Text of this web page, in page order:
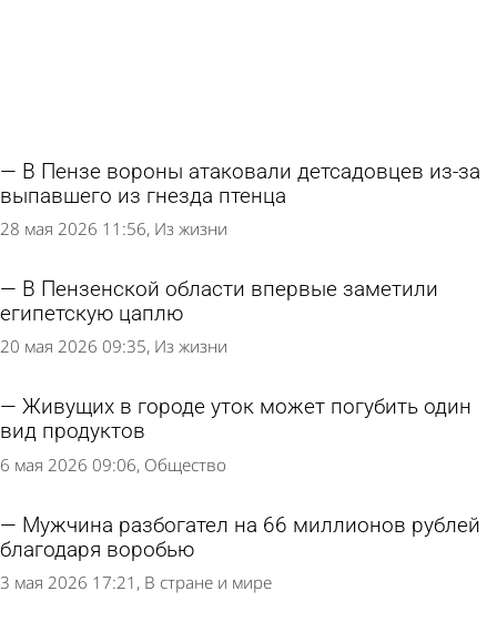
В Пензе вороны атаковали детсадовцев из-за
выпавшего из гнезда птенца
28 мая 2026 11:56 Из жизни
В Пензенской области впервые заметили
египетскую цаплю
20 мая 2026 09:35 Из жизни
Живущих в городе уток может погубить один
вид продуктов
6 мая 2026 09:06 Общество
Мужчина разбогател на 66 миллионов рублей
благодаря воробью
3 мая 2026 17:21 В стране и мире